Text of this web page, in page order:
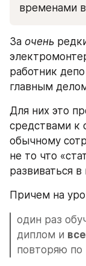
временами
За очень
работник депо
главным
Для них это
средствами к
обычному
не то что
развиваться
Причем на
один раз
диплом и все
повторяю по